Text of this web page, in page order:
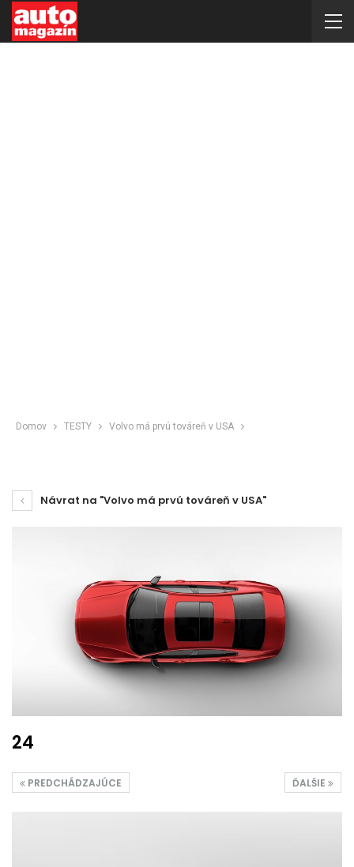
Domov TESTY Volvo má prvú továreň v USA
Návrat na "Volvo má prvú továreň v USA"
24
ĎALŠIE
PREDCHÁDZAJÚCE